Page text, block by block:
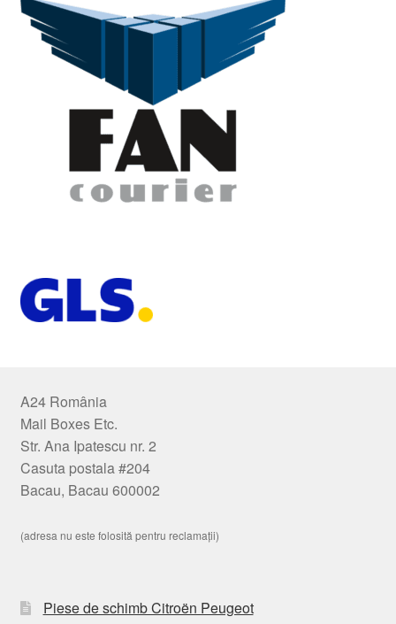
A24 România
Mail Boxes Etc.
Str. Ana Ipatescu nr. 2
Casuta postala #204
Bacau, Bacau 600002
(adresa nu este folosită pentru reclamații)
Piese de schimb Citroën Peugeot